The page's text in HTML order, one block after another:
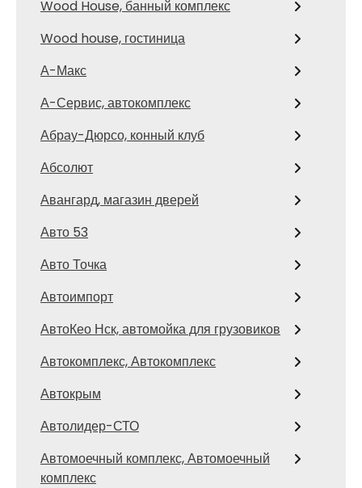
Wood House, банный комплекс
Wood house, гостиница
А-Макс
А-Сервис, автокомплекс
Абрау-Дюрсо, конный клуб
Абсолют
Авангард, магазин дверей
Авто 53
Авто Точка
Автоимпорт
АвтоКео Нск, автомойка для грузовиков
Автокомплекс, Автокомплекс
Автокрым
Автолидер-СТО
Автомоечный комплекс, Автомоечный
комплекс